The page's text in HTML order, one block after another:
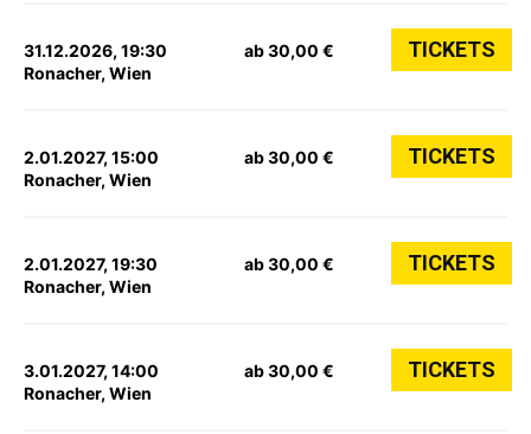
31.12.2026, 19:30
Ronacher, Wien
ab 30,00 € TICKETS
2.01.2027, 15:00
Ronacher, Wien
ab 30,00 € TICKETS
2.01.2027, 19:30
Ronacher, Wien
ab 30,00 € TICKETS
3.01.2027, 14:00
Ronacher, Wien
ab 30,00 € TICKETS